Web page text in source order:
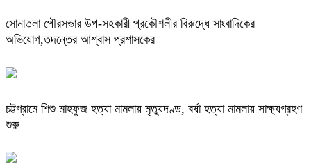
সোনাতলা পৌরসভার উপ-সহকারী প্রকৌশলীর বিরুদ্ধে সাংবাদিকের
অভিযোগ,তদন্তের আশ্বাস প্রশাসকের
চট্টগ্রামে শিশু মাহফুজ হত্যা মামলায় মৃত্যুদণ্ড, বর্ষা হত্যা মামলায় সাক্ষ্যগ্রহণ
শুরু